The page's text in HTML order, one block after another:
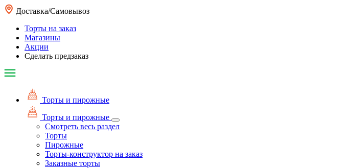
Доставка/Самовывоз
Торты на заказ
Магазины
Акции
Сделать предзаказ
Торты и пирожные
Торты и пирожные
Смотреть весь раздел
Торты
Пирожные
Торты-конструктор на заказ
Заказные торты